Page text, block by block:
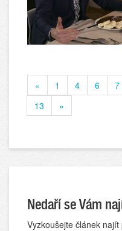
« 1 4 6 7
13
»
Nedaří se Vám
Vyzkoušejte článek